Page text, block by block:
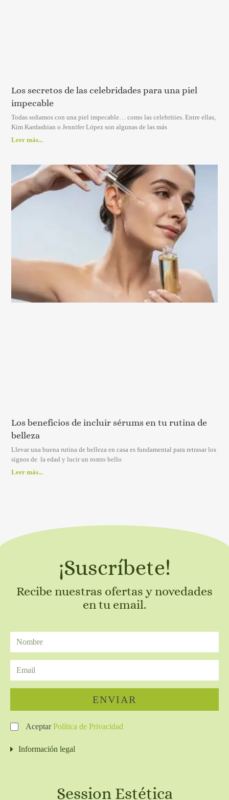
Los secretos de las celebridades para una piel
impecable
Todas soñamos con una piel impecable… como las celebrities. Entre ellas,
Kim Kardashian o Jennifer López son algunas de las más
Leer más...
Los beneficios de incluir sérums en tu rutina de
belleza
Llevar una buena rutina de belleza en casa es fundamental para retrasar los
signos de la edad y lucir un rostro bello
Leer más...
¡Suscríbete!
Recibe nuestras ofertas y novedades
en tu email.
AceptarPolítica de Privacidad
ENVIAR
Información legal
Session Estética